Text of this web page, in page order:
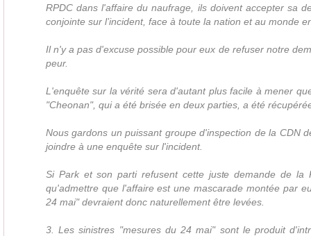
RPDC dans l'affaire du naufrage, ils doivent accepter sa
conjointe sur l’incident, face à toute la nation et au monde
Il n'y a pas d'excuse possible pour eux de refuser notre
peur.
L'enquête sur la vérité sera d'autant plus facile à mener
"Cheonan", qui a été brisée en deux parties, a été
Nous gardons un puissant groupe d'inspection de la CDN
joindre à une enquête sur l'incident.
Si Park et son parti refusent cette juste demande de la
qu'admettre que l'affaire est une mascarade montée par
24 mai" devraient donc naturellement être levées.
3. Les sinistres "mesures du 24 mai" sont le produit